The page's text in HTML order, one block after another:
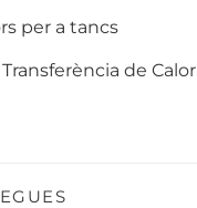
per a tancs
de Calor